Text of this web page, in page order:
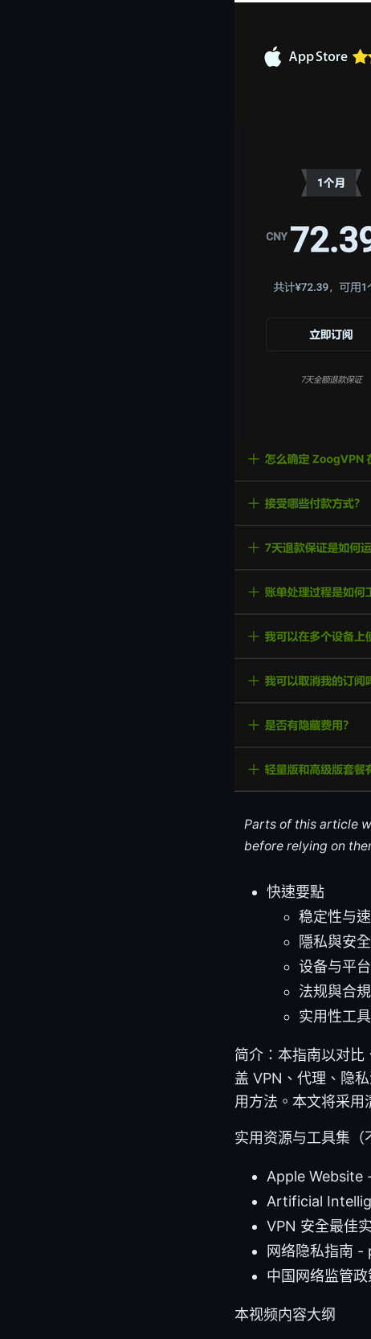
Parts of this article
before relying on
快速要點
稳定性与
隱私與安
设备与平
法规與合
实用性工
简介：本指南以对
盖 VPN、代理、隐
用方法。本文将采用
实用资源与工具集（
Apple Website
Artificial
VPN 安全最佳
网络隐私指南
中国网络监管
本视频内容大纲